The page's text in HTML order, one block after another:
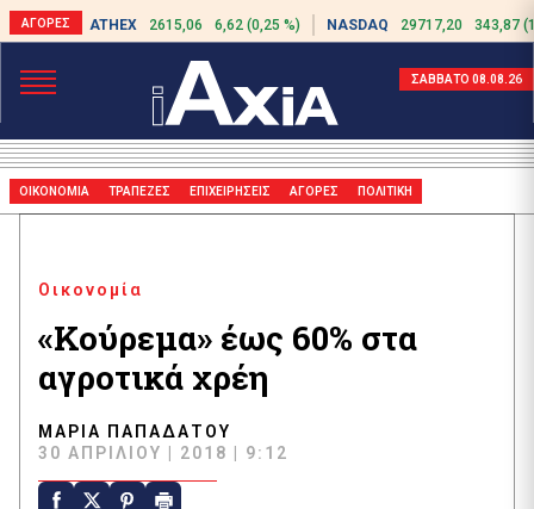
ATHEX 2615,06 6,62 (0,25 %) NASDAQ 29717,20 343,87
ΣΑΒΒΑΤΟ 08.08.26
ΟΙΚΟΝΟΜΙΑ ΤΡΑΠΕΖΕΣ ΕΠΙΧΕΙΡΗΣΕΙΣ ΑΓΟΡΕΣ ΠΟΛΙΤΙΚΗ
Οικονομία
«Κούρεμα» έως 60% στα
αγροτικά χρέη
ΜΑΡΊΑ ΠΑΠΑΔΆΤΟΥ
30 ΑΠΡΙΛΊΟΥ | 2018 | 9:12